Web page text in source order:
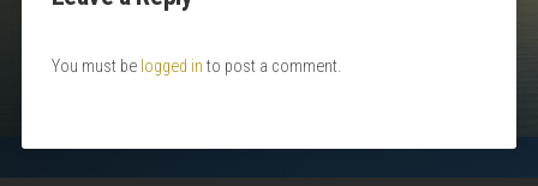
You must be logged in to post a comment.